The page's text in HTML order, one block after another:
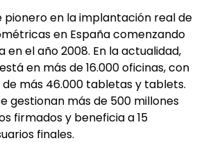
pionero en la implantación real de
en España comenzando
en el año 2008. En la actualidad,
en más de 16.000 oficinas, con
de más 46.000 tabletas y tablets.
gestionan más de 500 millones
firmados y beneficia a 15
finales.